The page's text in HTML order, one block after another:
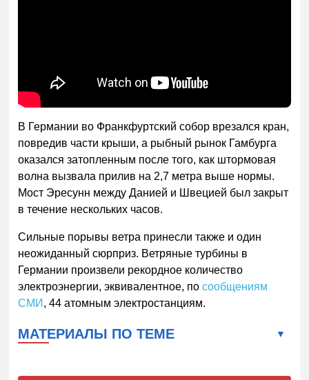
В Германии во Франкфуртский собор врезался кран,
повредив части крыши, а рыбный рынок Гамбурга
оказался затопленным после того, как штормовая
волна вызвала прилив на 2,7 метра выше нормы.
Мост Эресунн между Данией и Швецией был закрыт
в течение нескольких часов.
Сильные порывы ветра принесли также и один
неожиданный сюрприз. Ветряные турбины в
Германии произвели рекордное количество
электроэнергии, эквивалентное, посообщениям
СМИ , 44 атомным электростанциям.
МАТЕРИАЛЫ ПО ТЕМЕ